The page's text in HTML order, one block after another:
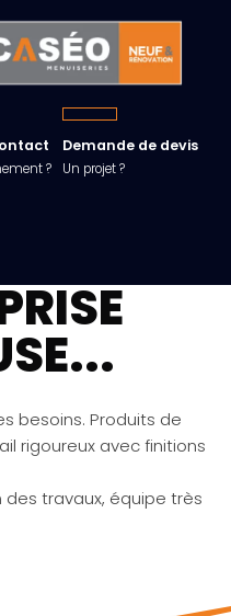
?
Demande de devis
Un projet ?
besoins. Produits de
rigoureux avec finitions
travaux, équipe très